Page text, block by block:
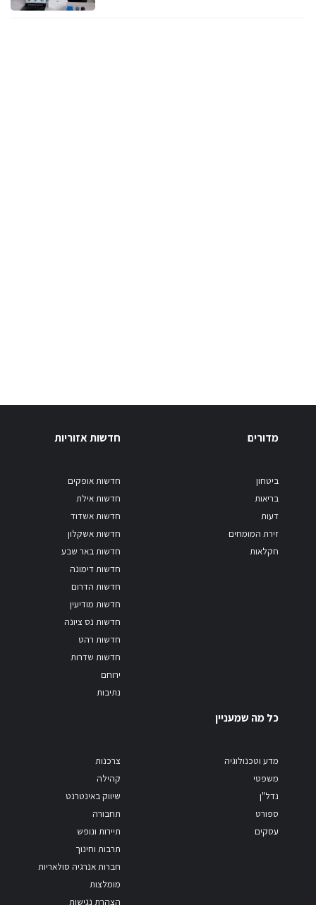
מדורים
ביטחון
בריאות
דעות
זירת המומחים
חקלאות
חדשות אזוריות
חדשות אופקים
חדשות אילת
חדשות אשדוד
חדשות אשקלון
חדשות באר שבע
חדשות דימונה
חדשות הדרום
חדשות מודיעין
חדשות נס ציונה
חדשות רהט
חדשות שדרות
ירוחם
נתיבות
כל מה שמעניין
מדע וטכנולוגיה
משפטי
נדל"ן
ספורט
עסקים
צרכנות
קהילה
שיווק באינטרנט
תחבורה
תיירות ונופש
תרבות וחינוך
חברות אנרגיה סולאריות
מומלצות
הצהרת נגישות